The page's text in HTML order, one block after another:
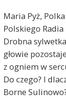
Maria Pyż,
Polskiego
Drobna
głowie
z ogniem w
Do czego? I
Borne